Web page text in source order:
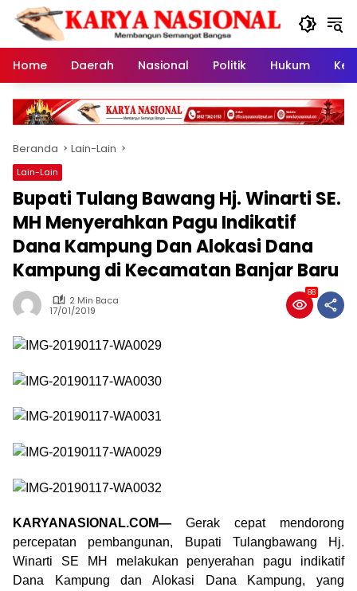
Langsung
konten
Home
Daerah Nasional Politik Hukum
Beranda Lain-Lain
Lain-Lain
Bupati Tulang Bawang Hj. Winarti SE.
MH Menyerahkan Pagu Indikatif
Dana Kampung Dan Alokasi Dana
Kampung di Kecamatan Banjar Baru
2 Min Baca
17/01/2019
88
KARYANASIONAL.COM— Gerak cepat mendorong
percepatan pembangunan, Bupati Tulangbawang Hj.
Winarti SE MH melakukan penyerahan pagu indikatif
Dana Kampung dan Alokasi Dana Kampung, yang